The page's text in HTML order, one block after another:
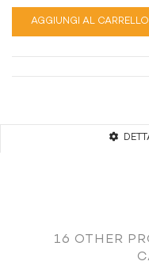
AGGIUNGI AL CARRELLO
Importazione di
16 OTHER